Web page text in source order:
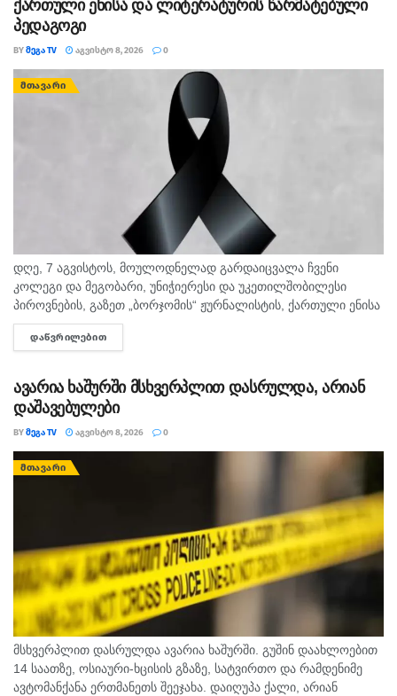
ქართული ენისა და ლიტერატურის წარმატებული
პედაგოგი
BYᲛᲔᲒᲐ TV ᲐᲒᲕᲘᲡᲢᲝ 8, 2026 0
ᲛᲗᲐᲕᲐᲠᲘ
დღე, 7 აგვისტოს, მოულოდნელად გარდაიცვალა ჩვენი
კოლეგი და მეგობარი, უნიჭიერესი და უკეთილშობილესი
პიროვნების, გაზეთ „ბორჯომის“ ჟურნალისტის, ქართული ენისა
და ლიტერატურის პედაგოგი მონიკა ჭანტურია. "მეგა ტვ"
უდიდეს მწუხარებას გამოვხატავს მონიკა ჭანტურიას
ᲓᲐᲬᲕᲠᲘᲚᲔᲑᲘᲗ
ავარია ხაშურში მსხვერპლით დასრულდა, არიან
დაშავებულები
BYᲛᲔᲒᲐ TV ᲐᲒᲕᲘᲡᲢᲝ 8, 2026 0
ᲛᲗᲐᲕᲐᲠᲘ
მსხვერპლით დასრულდა ავარია ხაშურში. გუშინ დაახლოებით
14 საათზე, ოსიაური-ხცისის გზაზე, სატვირთო და რამდენიმე
ავტომანქანა ერთმანეთს შეეჯახა. დაიღუპა ქალი, არიან